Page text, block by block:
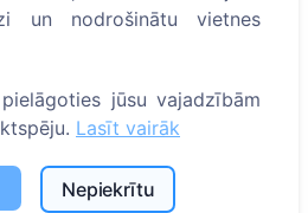
apbedīto
Meklēt kapsētu
un nodrošinātu vietnes
jūsu vajadzībām
Lasīt vairāk
Nepiekrītu